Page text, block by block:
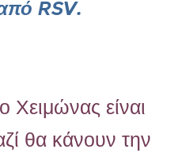
RSV.
είναι
θα κάνουν την